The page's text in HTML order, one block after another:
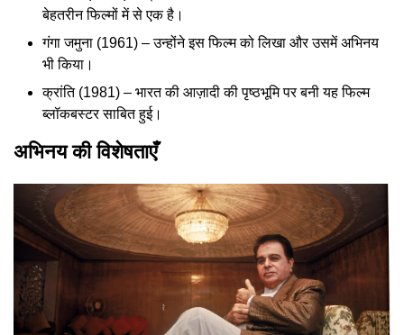
बेहतरीन फिल्मों में से एक है।
गंगा जमुना (1961) – उन्होंने इस फिल्म को लिखा और उसमें अभिनय
भी किया।
क्रांति (1981) – भारत की आज़ादी की पृष्ठभूमि पर बनी यह फिल्म
ब्लॉकबस्टर साबित हुई।
अभिनय की विशेषताएँ